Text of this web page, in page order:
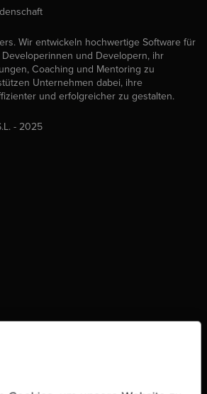
Wir entwickeln hochwertige Software für
und Developern, ihr
Coaching und Mentoring zu
Unternehmen dabei, ihre
und erfolgreicher zu gestalten.
- 2025